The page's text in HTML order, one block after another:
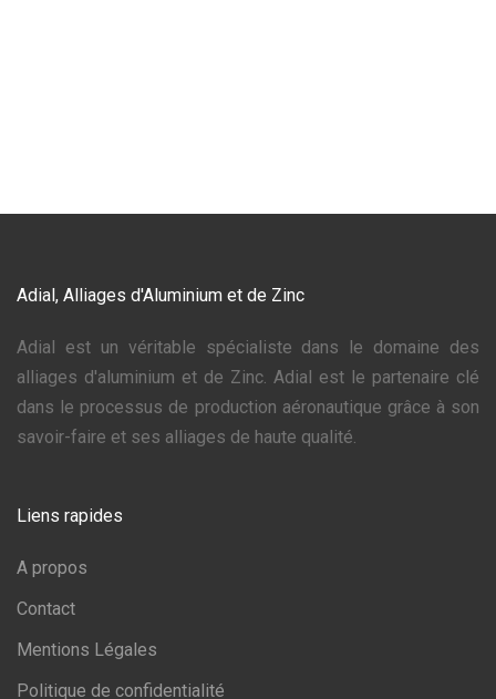
Adial, Alliages d'Aluminium et de Zinc
Adial est un véritable spécialiste dans le domaine des
alliages d'aluminium et de Zinc. Adial est le partenaire clé
dans le processus de production aéronautique grâce à son
savoir-faire et ses alliages de haute qualité.
Liens rapides
A propos
Contact
Mentions Légales
Politique de confidentialité